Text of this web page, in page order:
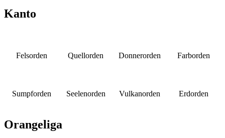
Kanto
Felsorden Quellorden Donnerorden Farborden
Sumpforden Seelenorden Vulkanorden Erdorden
Orangeliga